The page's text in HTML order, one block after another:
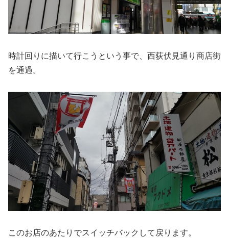
時計回りに描いて行こうという事で、西荻伏見通り商店街
を通過。
このお店のあたりでスイッチバックして戻ります。